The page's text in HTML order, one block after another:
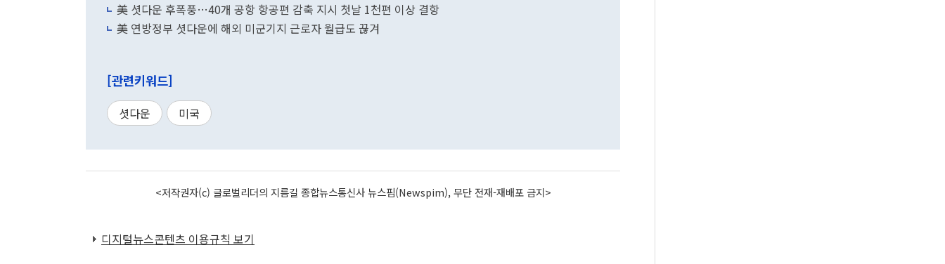
美 셧다운 후폭풍…40개 공항 항공편 감축 지시 첫날 1천편 이상 결항
美 연방정부 셧다운에 해외 미군기지 근로자 월급도 끊겨
[관련키워드]
셧다운 미국
<저작권자(c) 글로벌리더의 지름길 종합뉴스통신사 뉴스핌(Newspim), 무단 전재-재배포 금지>
디지털뉴스콘텐츠 이용규칙 보기